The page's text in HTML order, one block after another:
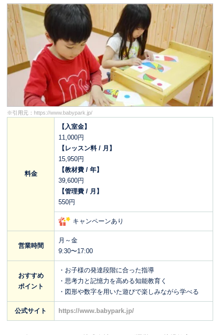
※引用元： https://www.babypark.jp/
料金
【入室金】
11,000円
【レッスン料 / 月】
15,950円
【教材費 / 年】
39,600円
【管理費 / 月】
550円
キャンペーンあり
営業時間
月～金
9:30〜17:00
おすすめ
ポイント
・お子様の発達段階に合った指導
・思考力と記憶力を高める知能教育く
・図形や数字を用いた遊びで楽しみながら学べる
公式サイト https://www.babypark.jp/